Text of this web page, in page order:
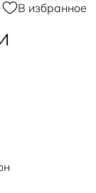
В избранное